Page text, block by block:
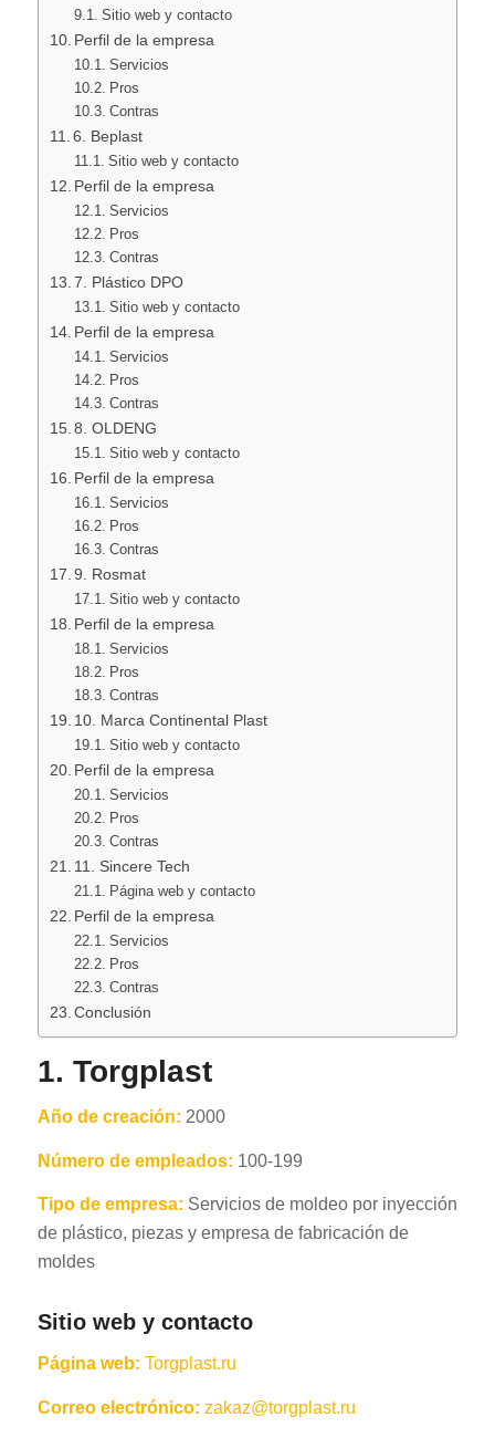
Sitio web y contacto
Perfil de la empresa
Servicios
Pros
Contras
6. Beplast
Sitio web y contacto
Perfil de la empresa
Servicios
Pros
Contras
7. Plástico DPO
Sitio web y contacto
Perfil de la empresa
Servicios
Pros
Contras
8. OLDENG
Sitio web y contacto
Perfil de la empresa
Servicios
Pros
Contras
9. Rosmat
Sitio web y contacto
Perfil de la empresa
Servicios
Pros
Contras
10. Marca Continental Plast
Sitio web y contacto
Perfil de la empresa
Servicios
Pros
Contras
11. Sincere Tech
Página web y contacto
Perfil de la empresa
Servicios
Pros
Contras
Conclusión
1. Torgplast
Año de creación: 2000
Número de empleados: 100-199
Tipo de empresa: Servicios de moldeo por inyección
de plástico, piezas y empresa de fabricación de
moldes
Sitio web y contacto
Página web: Torgplast.ru
Correo electrónico: zakaz@torgplast.ru